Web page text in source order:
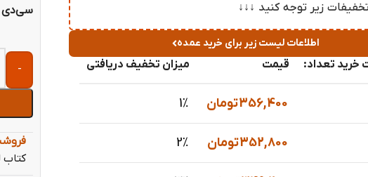
زیر توجه کنید ↓↓↓
اطلاعات لیست زیر برای خرید عمده
خرید تعداد: قیمت میزان تخفیف دریافتی
356,400تومان 1%
352,800تومان 2%
سی‌دی
-
کتاب